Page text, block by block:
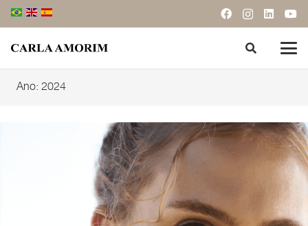
Ano: 2024